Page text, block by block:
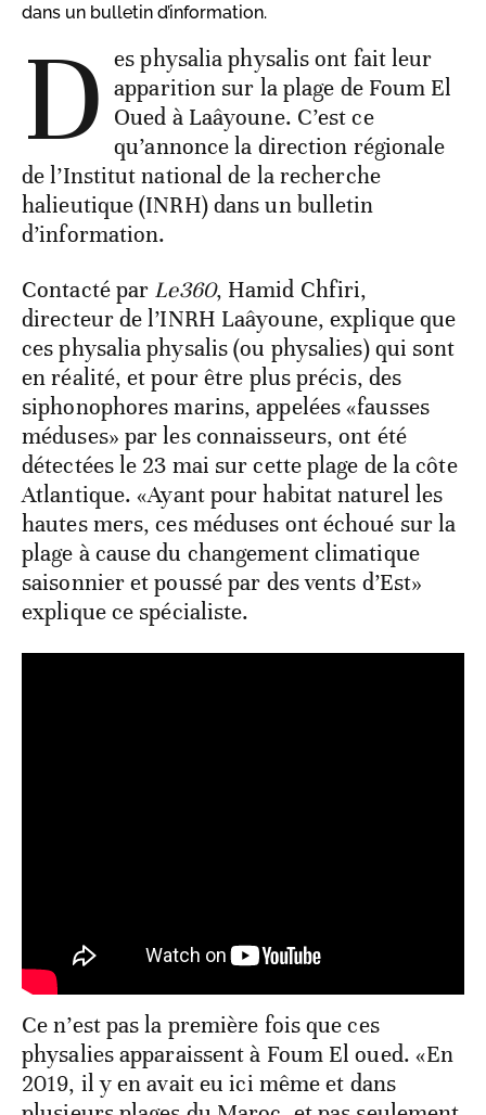
dans un bulletin d’information.
D es physalia physalis ont fait leur
apparition sur la plage de Foum El
Oued à Laâyoune. C’est ce
qu’annonce la direction régionale
de l’Institut national de la recherche
halieutique (INRH) dans un bulletin
d’information.
Contacté par Le360, Hamid Chfiri,
directeur de l’INRH Laâyoune, explique que
ces physalia physalis (ou physalies) qui sont
en réalité, et pour être plus précis, des
siphonophores marins, appelées «fausses
méduses» par les connaisseurs, ont été
détectées le 23 mai sur cette plage de la côte
Atlantique. «Ayant pour habitat naturel les
hautes mers, ces méduses ont échoué sur la
plage à cause du changement climatique
saisonnier et poussé par des vents d’Est»
explique ce spécialiste.
Ce n’est pas la première fois que ces
physalies apparaissent à Foum El oued. «En
2019, il y en avait eu ici même et dans